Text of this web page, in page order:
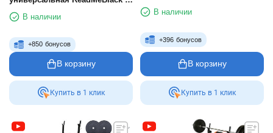
олимпийская штанга 88 кг с
металлическими дисками RN-
В наличии
+850 бонусов
В корзину
Купить в 1 клик
В наличии
+396 бонусов
В корзину
Купить в 1 клик